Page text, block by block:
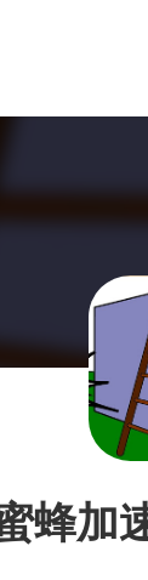
蜂加